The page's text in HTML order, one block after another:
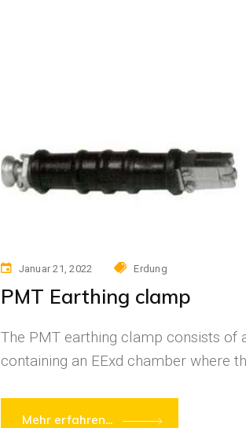
Januar 21, 2022 Erdung
PMT Earthing clamp
The PMT earthing clamp consists
containing an EExd chamber where
Mehr erfahren...